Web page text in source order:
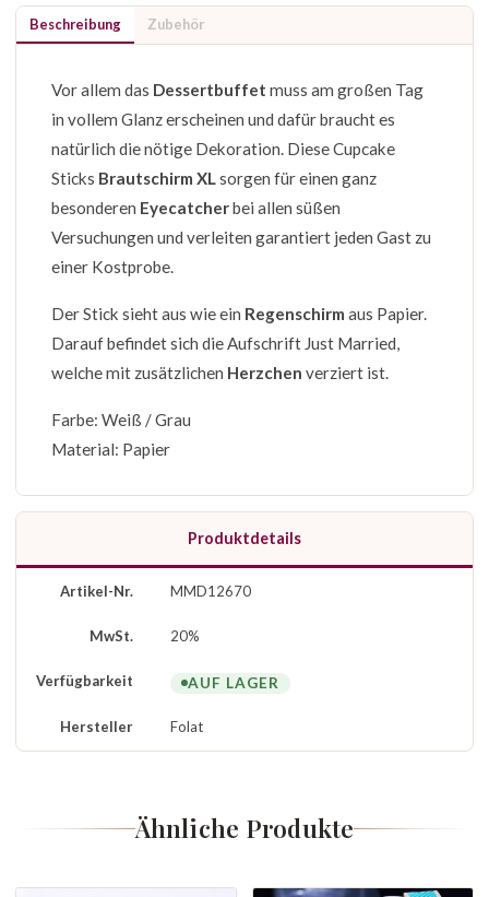
Beschreibung Zubehör
Vor allem das Dessertbuffet muss am großen Tag
in vollem Glanz erscheinen und dafür braucht es
natürlich die nötige Dekoration. Diese Cupcake
Sticks Brautschirm XLsorgen für einen ganz
besonderen Eyecatcherbei allen süßen
Versuchungen und verleiten garantiert jeden Gast zu
einer Kostprobe.
Der Stick sieht aus wie ein Regenschirm aus Papier.
Darauf befindet sich die Aufschrift Just Married,
welche mit zusätzlichen Herzchen verziert ist.
Farbe: Weiß / Grau
Material: Papier
Produktdetails
Artikel-Nr. MMD12670
MwSt. 20%
Verfügbarkeit AUF LAGER
Hersteller Folat
Ähnliche Produkte